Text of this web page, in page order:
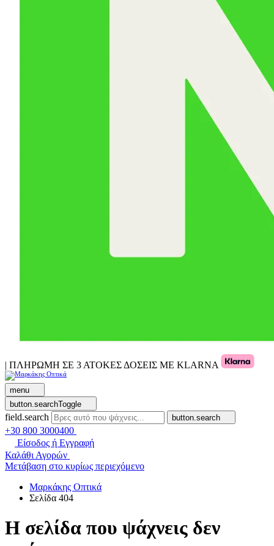
| ΠΛΗΡΩΜΗ ΣΕ 3 ΑΤΟΚΕΣ ΔΟΣΕΙΣ ΜΕ KLARNA
menu
button.searchToggle
field.search button.search
+30 800 3000400
Είσοδος ή Εγγραφή
Καλάθι Αγορών
Μετάβαση στο κυρίως περιεχόμενο
Μαρκάκης Οπτικά
Σελίδα 404
Η σελίδα που ψάχνεις δεν